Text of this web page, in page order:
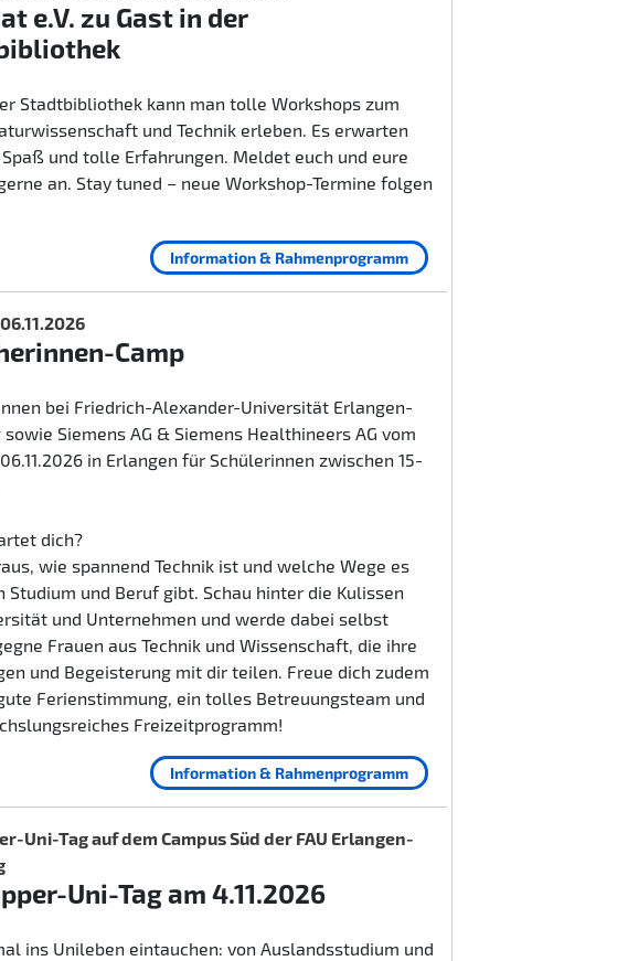
e.V. zu Gast in der
Stadtbibliothek kann man tolle Workshops zum
und Technik erleben. Es erwarten
und tolle Erfahrungen. Meldet euch und eure
an. Stay tuned – neue Workshop-Termine folgen
Information & Rahmenprogramm
Camp
bei Friedrich-Alexander-Universität Erlangen-
sowie Siemens AG & Siemens Healthineers AG vom
06.11.2026 in Erlangen für Schülerinnen zwischen 15-
dich?
wie spannend Technik ist und welche Wege es
Studium und Beruf gibt. Schau hinter die Kulissen
und Unternehmen und werde dabei selbst
Frauen aus Technik und Wissenschaft, die ihre
und Begeisterung mit dir teilen. Freue dich zudem
Ferienstimmung, ein tolles Betreuungsteam und
Freizeitprogramm!
Information & Rahmenprogramm
Uni-Tag auf dem Campus Süd der FAU Erlangen-
Uni-Tag am 4.11.2026
ins Unileben eintauchen: von Auslandsstudium und